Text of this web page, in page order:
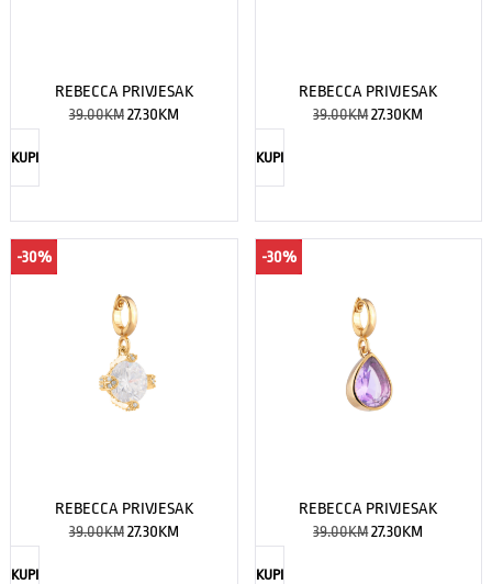
REBECCA PRIVJESAK
39.00KM 27.30KM
KUPI
REBECCA PRIVJESAK
39.00KM27.30KM
KUPI
-30%
REBECCA PRIVJESAK
39.00KM 27.30KM
KUPI
-30%
REBECCA PRIVJESAK
39.00KM27.30KM
KUPI